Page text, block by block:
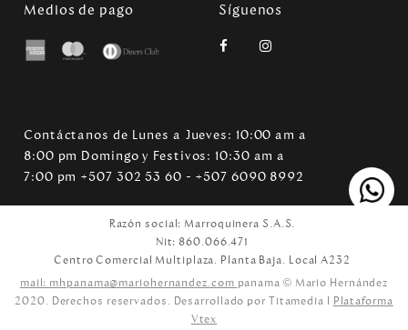
Medios de pago Síguenos
Contáctanos de Lunes a Jueves: 10:00 am a
8:00 pm Domingo y Festivos: 10:30 am a
7:00 pm +507 302 53 60 - +507 6090 8992
Razón social: Marroquinera S.A.S.
Nit: 860.066.471
Centro Comercial Multiplaza. Planta Baja. Local A232
mail: mhpanama@mariohernandez.com panama © Mario Hernández
2020. Derechos reservados. Desarrollado por Titamedia l Plataforma
Vtex